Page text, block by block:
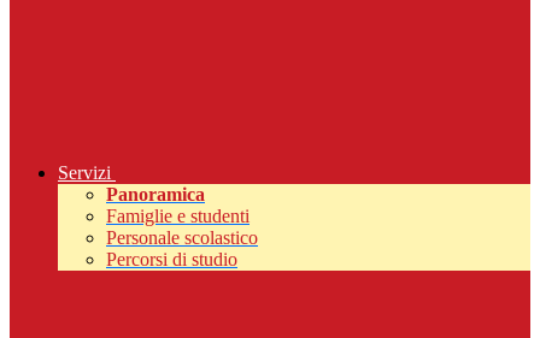
Servizi
Panoramica
Famiglie e studenti
Personale scolastico
Percorsi di studio